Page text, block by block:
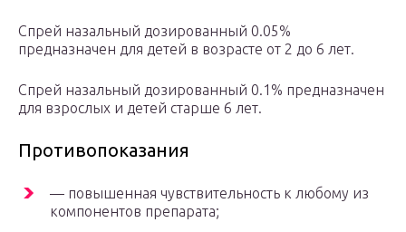
Спрей назальный дозированный 0.05%
предназначен для детей в возрасте от 2 до 6 лет.
Спрей назальный дозированный 0.1% предназначен
для взрослых и детей старше 6 лет.
Противопоказания
— повышенная чувствительность к любому из
компонентов препарата;